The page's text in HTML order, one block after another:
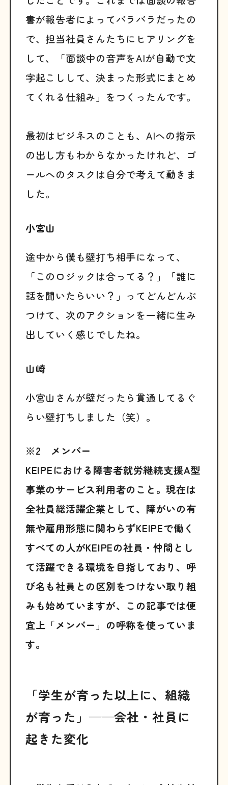
書が報告者によってバラバラだったの
で、担当社員さんたちにヒアリングを
して、「面談中の音声をAIが自動で文
字起こしして、決まった形式にまとめ
てくれる仕組み」をつくったんです。
最初はビジネスのことも、AIへの指示
の出し方もわからなかったけれど、ゴ
ールへのタスクは自分で考えて動きま
した。
小宮山
途中から僕も壁打ち相手になって、
「このロジックは合ってる？」「誰に
話を聞いたらいい？」ってどんどんぶ
つけて、次のアクションを一緒に生み
出していく感じでしたね。
山崎
小宮山さんが壁だったら貫通してるぐ
らい壁打ちしました（笑）。
※2 メンバー
KEIPEにおける障害者就労継続支援A型
事業のサービス利用者のこと。現在は
全社員総活躍企業として、障がいの有
無や雇用形態に関わらずKEIPEで働く
すべての人がKEIPEの社員・仲間とし
て活躍できる環境を目指しており、呼
び名も社員との区別をつけない取り組
みも始めていますが、この記事では便
宜上「メンバー」の呼称を使っていま
す。
「学生が育った以上に、組織
が育った」——会社・社員に
起きた変化